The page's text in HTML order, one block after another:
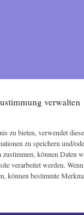
verwalten
zu bieten, verwendet
zu speichern und/
zustimmen, können Daten
verarbeitet werden.
können bestimmte
der